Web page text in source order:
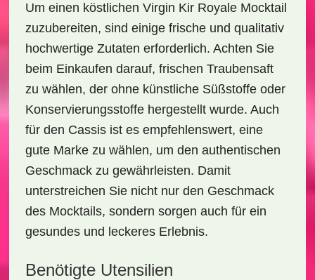
Um einen köstlichen Virgin Kir Royale Mocktail
zuzubereiten, sind einige frische und qualitativ
hochwertige Zutaten erforderlich. Achten Sie
beim Einkaufen darauf, frischen Traubensaft
zu wählen, der ohne künstliche Süßstoffe oder
Konservierungsstoffe hergestellt wurde. Auch
für den Cassis ist es empfehlenswert, eine
gute Marke zu wählen, um den authentischen
Geschmack zu gewährleisten. Damit
unterstreichen Sie nicht nur den Geschmack
des Mocktails, sondern sorgen auch für ein
gesundes und leckeres Erlebnis.
Benötigte Utensilien